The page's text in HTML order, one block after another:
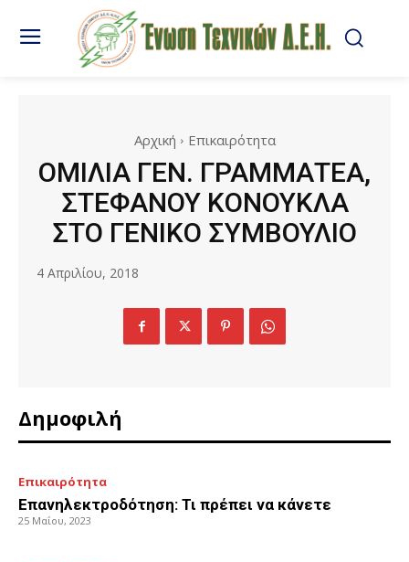
Αρχική Επικαιρότητα
ΟΜΙΛΙΑ ΓΕΝ. ΓΡΑΜΜΑΤΕΑ,
ΣΤΕΦΑΝΟΥ ΚΟΝΟΥΚΛΑ
ΣΤΟ ΓΕΝΙΚΟ ΣΥΜΒΟΥΛΙΟ
4 Απριλίου, 2018
Δημοφιλή
Επικαιρότητα
Επανηλεκτροδότηση: Τι πρέπει να κάνετε
25 Μαΐου, 2023